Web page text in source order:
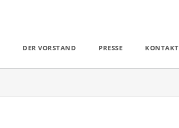
DER VORSTAND PRESSE KONTAKT